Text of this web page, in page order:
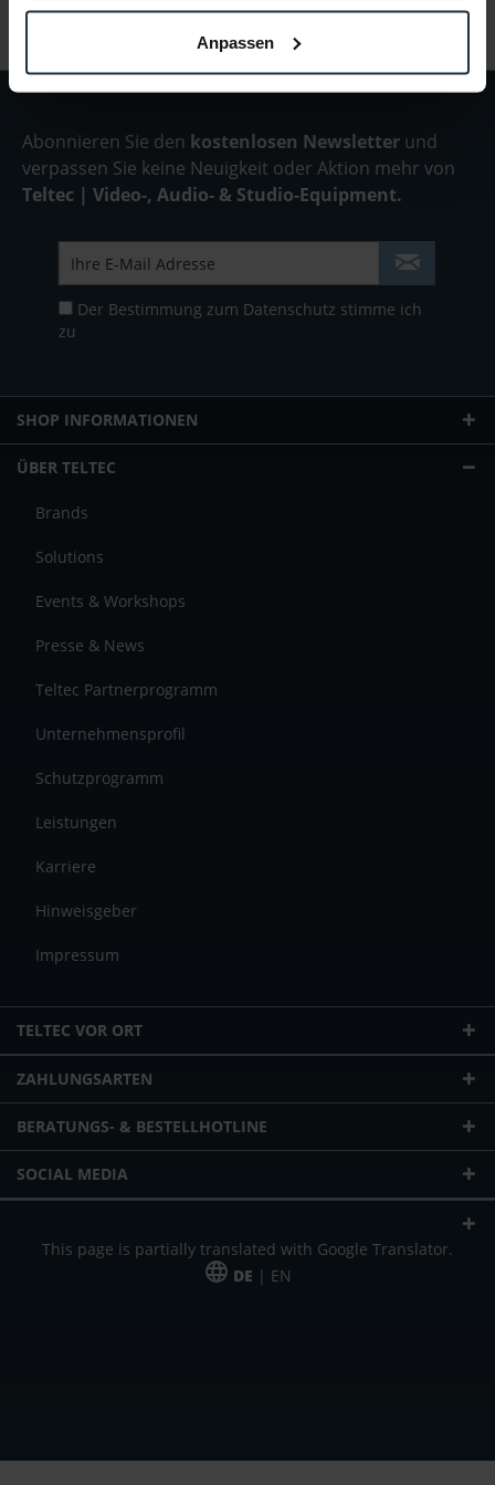
Anpassen
Abonnieren Sie den kostenlosen Newsletter und
verpassen Sie keine Neuigkeit oder Aktion mehr von
Teltec | Video-, Audio- & Studio-Equipment.
Der Bestimmung zum Datenschutz stimme ich
zu
SHOP INFORMATIONEN
ÜBER TELTEC
Brands
Solutions
Events & Workshops
Presse & News
Teltec Partnerprogramm
Unternehmensprofil
Schutzprogramm
Leistungen
Karriere
Hinweisgeber
Impressum
TELTEC VOR ORT
ZAHLUNGSARTEN
BERATUNGS- & BESTELLHOTLINE
SOCIAL MEDIA
This page is partially translated with Google Translator.
DE | EN